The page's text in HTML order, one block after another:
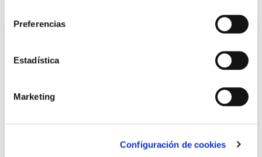
Preferencias
Estadística
Marketing
Configuración de cookies